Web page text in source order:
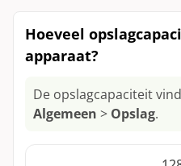
Nothing Phone (2)
Xbox Wireless
Het apparaat is
verpakking gehaald.
Hoeveel
apparaat?
De opslagcapaciteit
Algemeen > Opslag.